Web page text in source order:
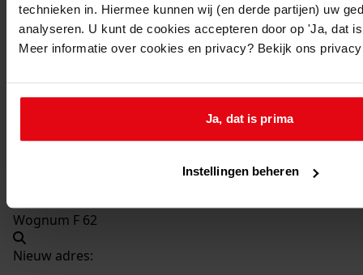
technieken in. Hiermee kunnen wij (en derde partijen) uw
analyseren. U kunt de cookies accepteren door op 'Ja, dat
Meer informatie over cookies en privacy? Bekijk ons
Ja, dat is prima
Instellingen beheren
1045Bouw bergschuur en varkensschuur, 1956
Datering:
Beschrijving:
Wognum F 62
Nieuw adres: